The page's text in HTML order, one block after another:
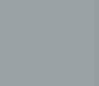
die
Identität dieser
identifiziert werden